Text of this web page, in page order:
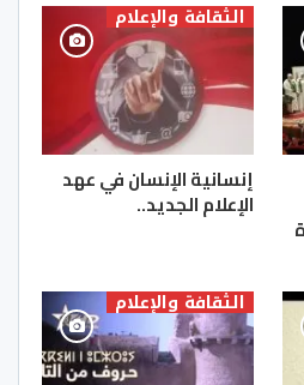
الثقافة والإعلام
إنسانية الإنسان في عهد
الإعلام الجديد..
الثقافة والإعلام